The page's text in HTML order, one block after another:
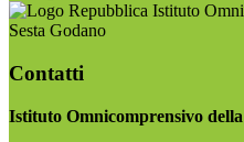
Istituto
Sesta Godano
Contatti
Istituto Omnicomprensivo